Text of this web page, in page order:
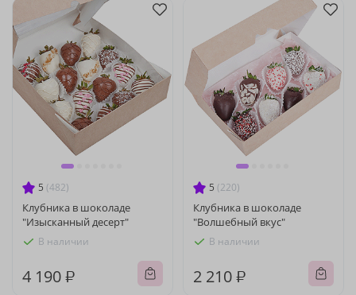
5 (482)
Клубника в шоколаде
"Изысканный десерт"
В наличии
4 190 ₽
5 (220)
Клубника в шоколаде
"Волшебный вкус"
В наличии
2 210 ₽